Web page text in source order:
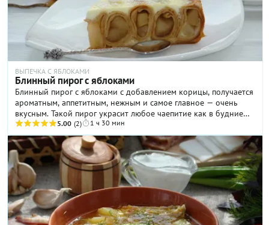
ВЫПЕЧКА С ЯБЛОКАМИ
Блинный пирог с яблоками
Блинный пирог с яблоками с добавлением корицы, получается
ароматным, аппетитным, нежным и самое главное — очень
вкусным. Такой пирог украсит любое чаепитие как в будние
дни, так и в праздники.
5.00 (2) 1 ч 30 мин